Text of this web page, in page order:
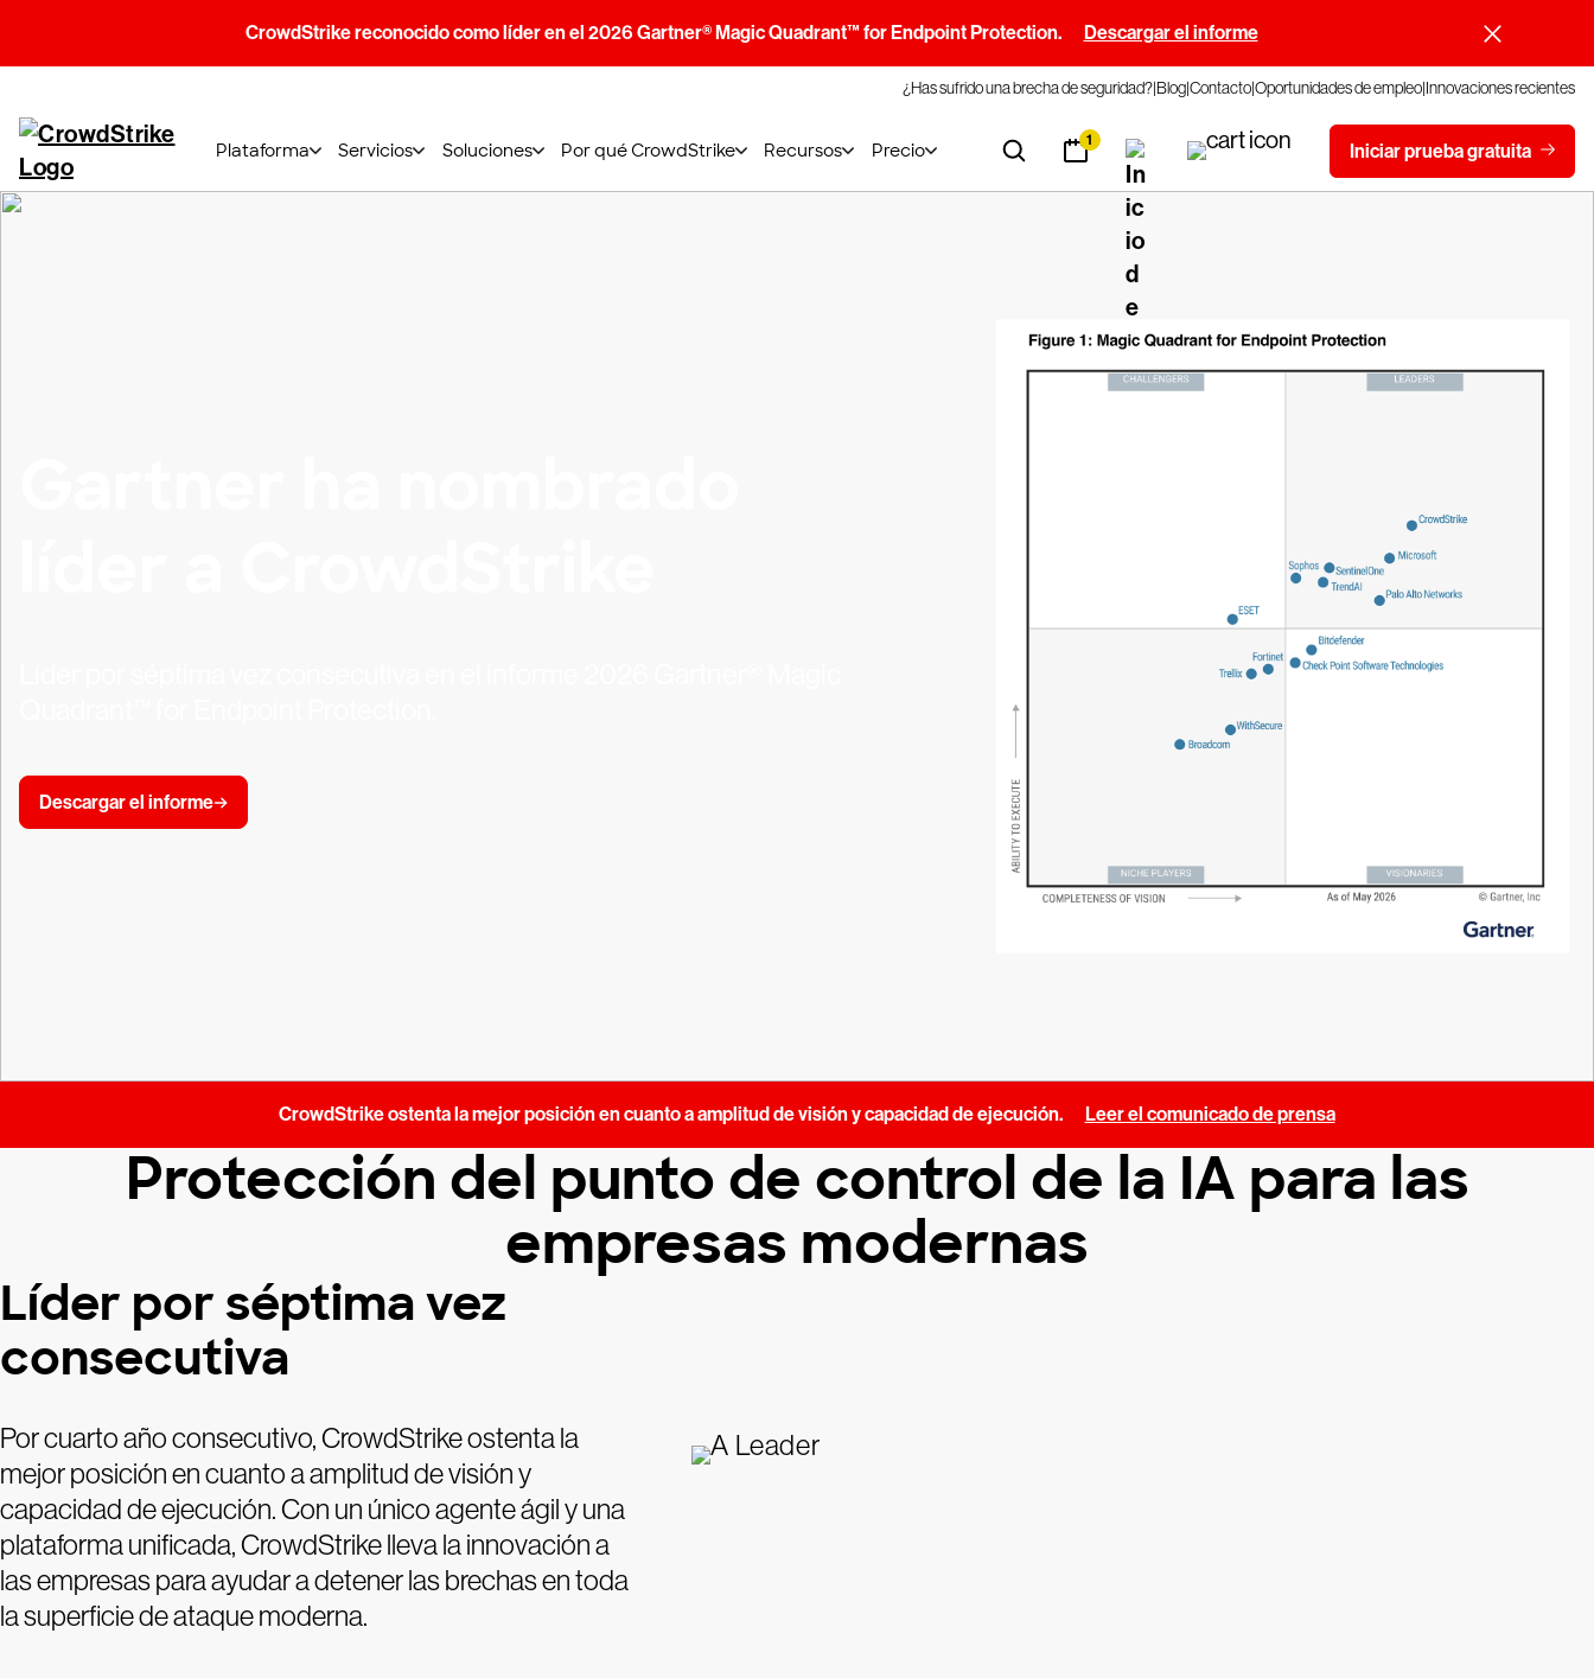
CrowdStrike reconocido como líder en el 2026 Gartner® Magic Quadrant™ for Endpoint Protection. Descargar el informe
¿Has sufrido una brecha de seguridad?BlogContactoOportunidades de empleo Innovaciones recientes
Plataforma Servicios Soluciones Por qué CrowdStrike Recursos Precio 1 Iniciar prueba gratuita
Descargar el informe
CrowdStrike ostenta la mejor posición en cuanto a amplitud de visión y capacidad de ejecución. Leer el comunicado de prensa
Protección del punto de control de la IA para las
empresas modernas
Líder por séptima vez
consecutiva
Por cuarto año consecutivo, CrowdStrike ostenta la
mejor posición en cuanto a amplitud de visión y
capacidad de ejecución. Con un único agente ágil y una
plataforma unificada, CrowdStrike lleva la innovación a
las empresas para ayudar a detener las brechas en toda
la superficie de ataque moderna.